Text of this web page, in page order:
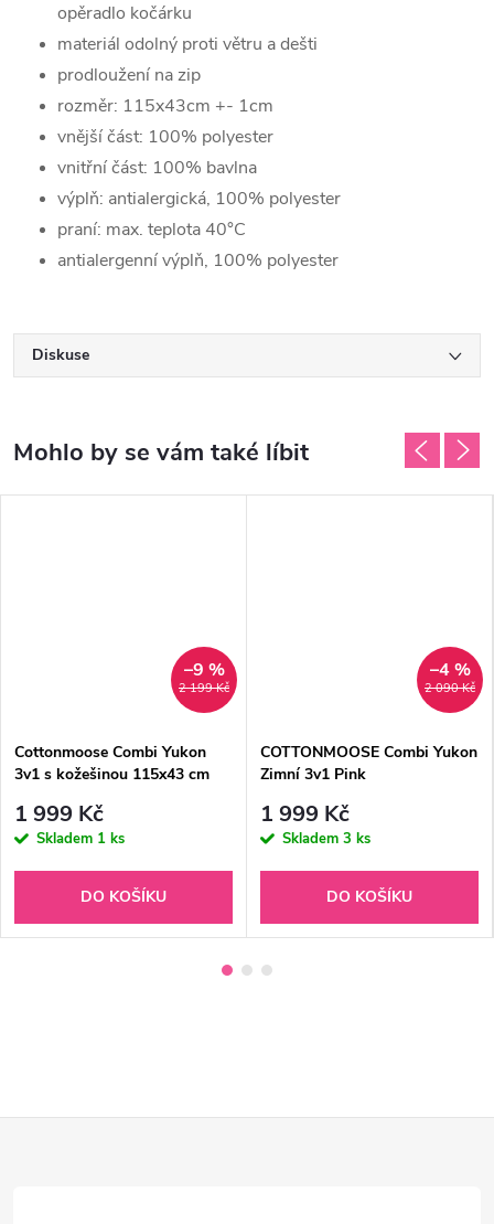
opěradlo kočárku
materiál odolný proti větru a dešti
prodloužení na zip
rozměr: 115x43cm +- 1cm
vnější část: 100% polyester
vnitřní část: 100% bavlna
výplň: antialergická, 100% polyester
praní: max. teplota 40°C
antialergenní výplň, 100% polyester
Diskuse
2 199 Kč
–9 %
Cottonmoose Combi Yukon
3v1 s kožešinou 115x43 cm
1 999 Kč
Skladem 1 ks
DO KOŠÍKU
2 090 Kč
–4 %
COTTONMOOSE Combi Yukon
Zimní 3v1 Pink
1 999 Kč
Skladem 3 ks
DO KOŠÍKU